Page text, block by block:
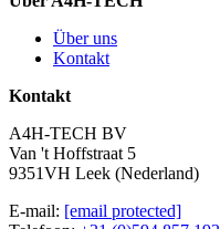
Über uns
Kontakt
Kontakt
A4H-TECH BV
Van 't Hoffstraat 5
9351VH Leek (Nederland)
E-mail: [email protected]